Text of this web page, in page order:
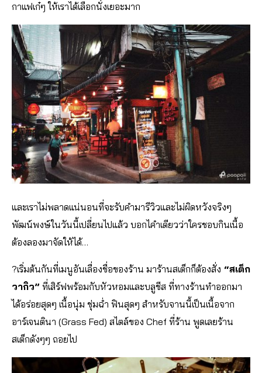
กาแฟเก๋ๆ ให้เราได้เลือกนั่งเยอะมาก
และเราไม่พลาดแน่นอนที่จะรับคำมารีวิวและไม่ผิดหวังจริงๆ
พัฒน์พงษ์ในวันนี้เปลี่ยนไปแล้ว บอกไคำเดียวว่าใครชอบกินเนื้อ
ต้องลองมาจัดให้ได้…
?เริ่มต้นกันที่เมนูอันเลื่องชื่อของร้าน มาร้านสเต็กก็ต้องสั่ง “สเต็ก
วากิว” ที่เสิร์ฟพร้อมกับหัวหอมและบลูชีส ที่ทางร้านทำออกมา
ได้อร่อยสุดๆ เนื้อนุ่ม ชุ่มฉ่ำ ฟินสุดๆ สำหรับจานนี้เป็นเนื้อจาก
อาร์เจนตินา (Grass Fed) สไตล์ของ Chef ที่ร้าน พูดเลยร้าน
สเต็กดังๆๆ ถอยไป